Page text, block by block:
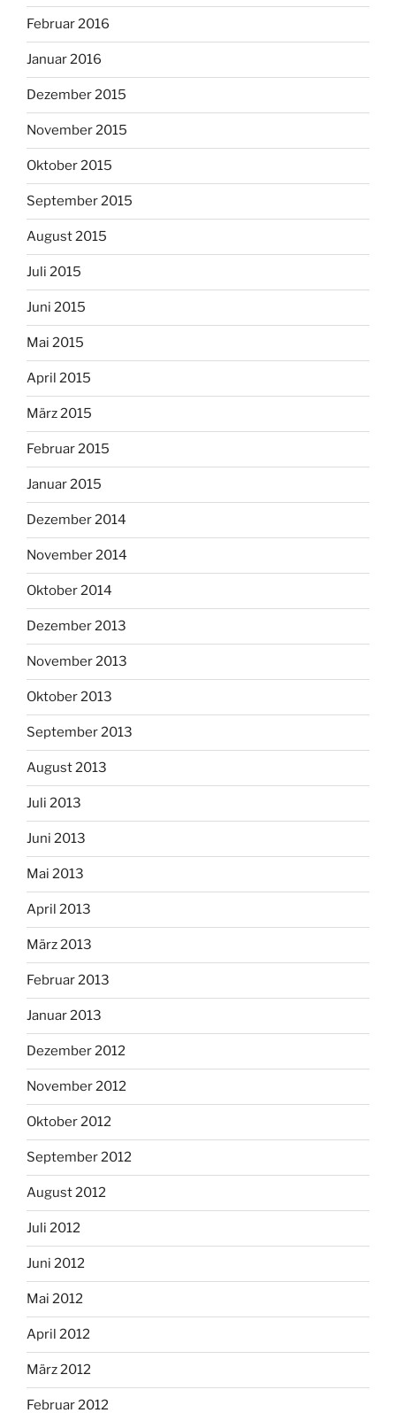
Februar 2016
Januar 2016
Dezember 2015
November 2015
Oktober 2015
September 2015
August 2015
Juli 2015
Juni 2015
Mai 2015
April 2015
März 2015
Februar 2015
Januar 2015
Dezember 2014
November 2014
Oktober 2014
Dezember 2013
November 2013
Oktober 2013
September 2013
August 2013
Juli 2013
Juni 2013
Mai 2013
April 2013
März 2013
Februar 2013
Januar 2013
Dezember 2012
November 2012
Oktober 2012
September 2012
August 2012
Juli 2012
Juni 2012
Mai 2012
April 2012
März 2012
Februar 2012